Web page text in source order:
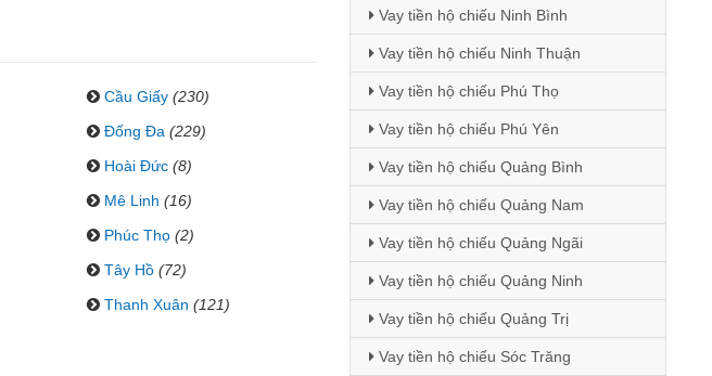
Cầu Giấy (230)
Đống Đa (229)
Hoài Đức (8)
Mê Linh (16)
Phúc Thọ (2)
Tây Hồ (72)
Thanh Xuân (121)
Vay tiền hộ chiếu Ninh Bình
Vay tiền hộ chiếu Ninh Thuận
Vay tiền hộ chiếu Phú Thọ
Vay tiền hộ chiếu Phú Yên
Vay tiền hộ chiếu Quảng Bình
Vay tiền hộ chiếu Quảng Nam
Vay tiền hộ chiếu Quảng Ngãi
Vay tiền hộ chiếu Quảng Ninh
Vay tiền hộ chiếu Quảng Trị
Vay tiền hộ chiếu Sóc Trăng